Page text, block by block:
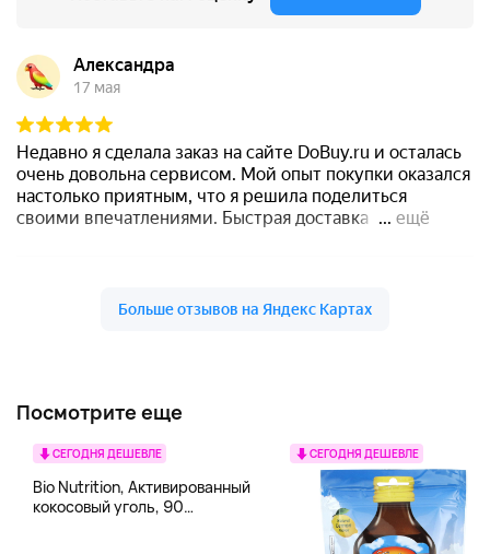
Посмотрите еще
СЕГОДНЯ ДЕШЕВЛЕ
Bio Nutrition, Активированный
кокосовый уголь, 90
СЕГОДНЯ ДЕШЕВЛЕ